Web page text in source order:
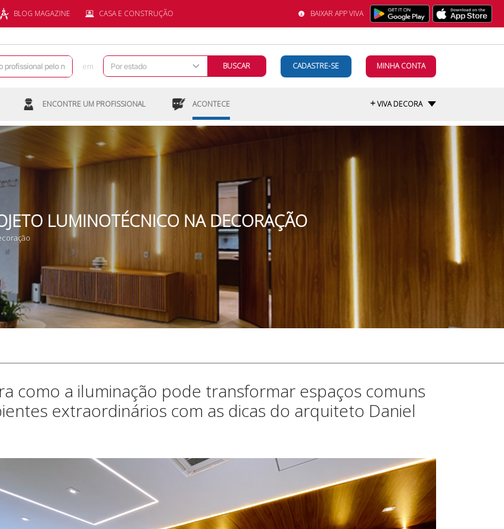
BLOG MAGAZINE CASA E CONSTRUÇÃO BAIXAR APP VIVA
em BUSCAR CADASTRE-SE MINHA CONTA
ENCONTRE UM PROFISSIONAL ACONTECE +VIVA DECORA
LUMINOTÉCNICO NA DECORAÇÃO
como a iluminação pode transformar espaços comuns
extraordinários com as dicas do arquiteto Daniel